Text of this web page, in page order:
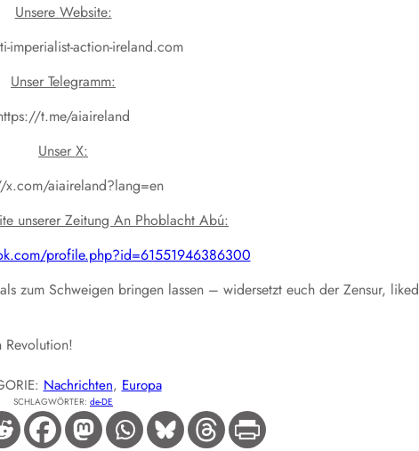
Unsere Website:
imperialist-action-ireland.com
Unser Telegramm:
t.me/aiaireland
Unser X:
x.com/aiaireland?lang=en
unserer Zeitung An Phoblacht Abú:
profile.php?id=61551946386300
zum Schweigen bringen lassen – widersetzt euch der Zensur, liked
Revolution!
Nachrichten, Europa
SCHLAGWÖRTER: de-DE